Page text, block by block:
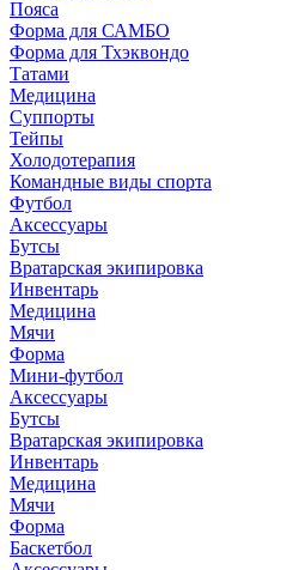
Пояса
Форма для САМБО
Форма для Тхэквондо
Татами
Медицина
Суппорты
Тейпы
Холодотерапия
Командные виды спорта
Футбол
Аксессуары
Бутсы
Вратарская экипировка
Инвентарь
Медицина
Мячи
Форма
Мини-футбол
Аксессуары
Бутсы
Вратарская экипировка
Инвентарь
Медицина
Мячи
Форма
Баскетбол